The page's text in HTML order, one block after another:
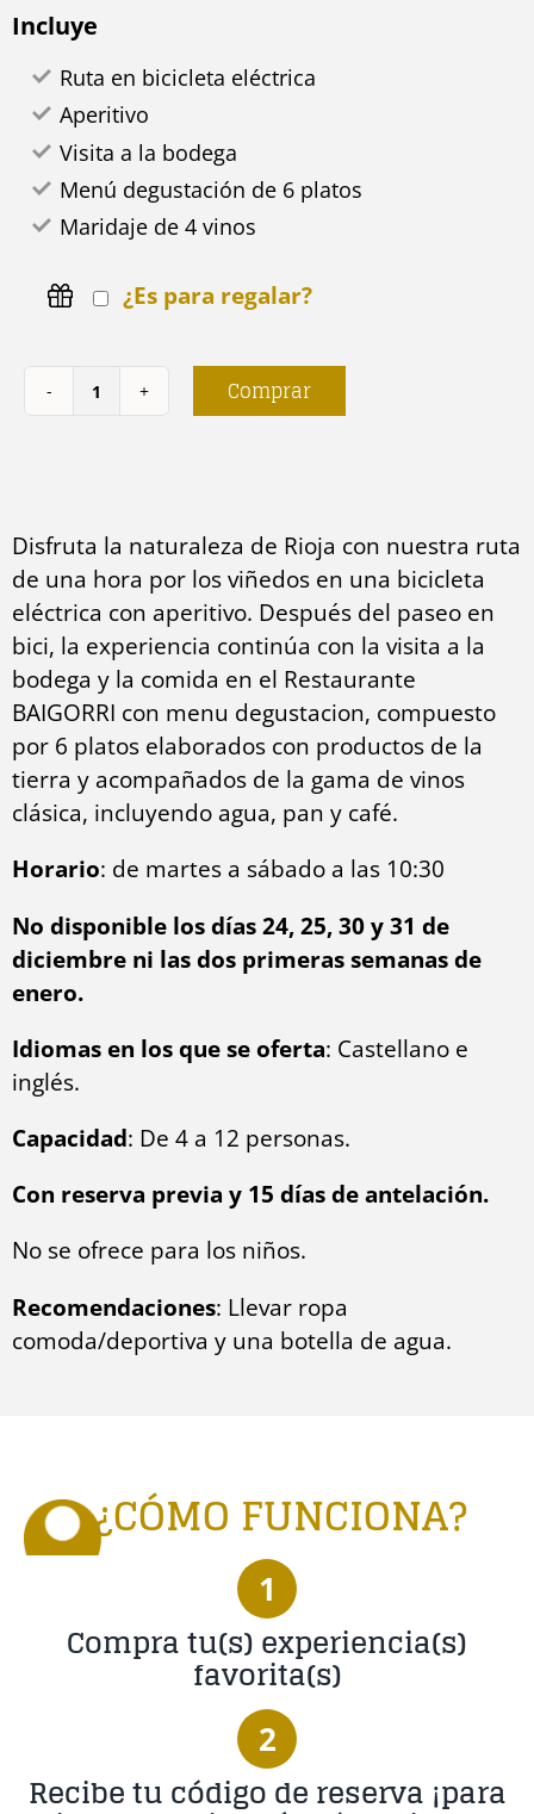
Incluye
Ruta en bicicleta eléctrica
Aperitivo
Visita a la bodega
Menú degustación de 6 platos
Maridaje de 4 vinos
¿Es para regalar?
Ruta
con
bicicleta
cantidad
Comprar
Disfruta la naturaleza de Rioja con nuestra ruta
de una hora por los viñedos en una bicicleta
eléctrica con aperitivo. Después del paseo en
bici, la experiencia continúa con la visita a la
bodega y la comida en el Restaurante
BAIGORRI con menu degustacion, compuesto
por 6 platos elaborados con productos de la
tierra y acompañados de la gama de vinos
clásica, incluyendo agua, pan y café.
Horario: de martes a sábado a las 10:30
No disponible los días 24, 25, 30 y 31 de
diciembre ni las dos primeras semanas de
enero.
Idiomas en los que se oferta: Castellano e
inglés.
Capacidad: De 4 a 12 personas.
Con reserva previa y 15 días de antelación.
No se ofrece para los niños.
Recomendaciones: Llevar ropa
comoda/deportiva y una botella de agua.
¿CÓMO FUNCIONA?
1
Compra tu(s) experiencia(s)
favorita(s)
2
Recibe tu código de reserva ¡para